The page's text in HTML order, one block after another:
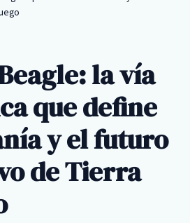
la vía
que define
y el futuro
de Tierra